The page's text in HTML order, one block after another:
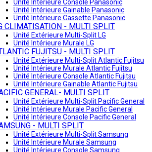
Unité Intérieure Console Panasonic
Unité Intérieure Gainable Panasonic
Unité Intérieure Cassette Panasonic
CLIMATISATION - MULTI SPLIT
Unité Extérieure Multi-Split LG
Unité Intérieure Murale LG
FUJITSU - MULTI SPLIT
Unité Extérieure Multi-Split Atlantic Fujitsu
Unité Intérieure Murale Atlantic Fujitsu
Unité Intérieure Console Atlantic Fujitsu
Unité Intérieure Gainable Atlantic Fujitsu
GENERAL- MULTI SPLIT
Unité Extérieure Multi-Split Pacific General
Unité Intérieure Murale Pacific General
Unité Intérieure Console Pacific General
- MULTI SPLIT
Unité Extérieure Multi-Split Samsung
Unité Intérieure Murale Samsung
Unité Intérieure Console Samsung